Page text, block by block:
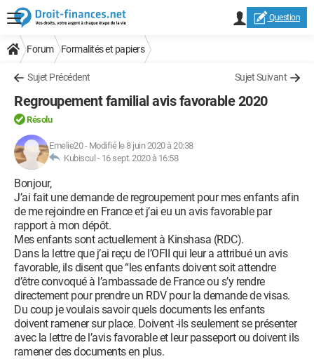
Question
Forum Formalités et papiers
Sujet Précédent Sujet Suivant
Regroupement familial avis favorable 2020
Résolu
Emelie20- Modifié le 8 juin 2020 à 20:38
Kubiscul - 16 sept. 2020 à 16:58
Bonjour,
J’ai fait une demande de regroupement pour mes enfants afin
de me rejoindre en France et j’ai eu un avis favorable par
rapport à mon dépôt.
Mes enfants sont actuellement à Kinshasa (RDC).
Dans la lettre que j’ai reçu de l’OFII qui leur a attribué un avis
favorable, ils disent que “les enfants doivent soit attendre
d’être convoqué à l’ambassade de France ou s’y rendre
directement pour prendre un RDV pour la demande de visas.
Du coup je voulais savoir quels documents les enfants
doivent ramener sur place. Doivent -ils seulement se présenter
avec la lettre de l’avis favorable et leur passeport ou doivent ils
ramener des documents en plus.